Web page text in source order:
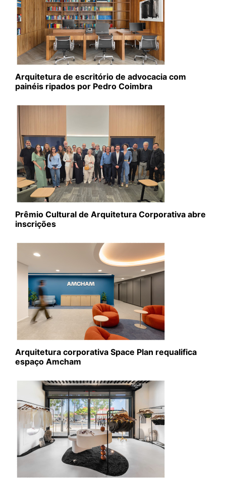
Arquitetura de escritório de advocacia com
painéis ripados por Pedro Coimbra
Prêmio Cultural de Arquitetura Corporativa abre
inscrições
Arquitetura corporativa Space Plan requalifica
espaço Amcham